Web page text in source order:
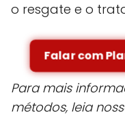
o resgate e o
Falar com
Para mais
métodos, leia